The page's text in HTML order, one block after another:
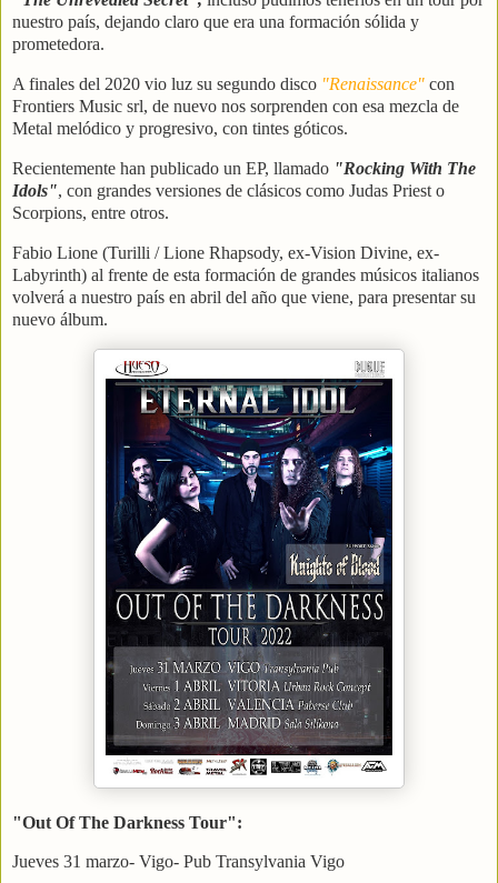
nuestro país, dejando claro que era una formación sólida y
prometedora.
A finales del 2020 vio luz su segundo disco "Renaissance" con
Frontiers Music srl, de nuevo nos sorprenden con esa mezcla de
Metal melódico y progresivo, con tintes góticos.
Recientemente han publicado un EP, llamado "Rocking With The
Idols", con grandes versiones de clásicos como Judas Priest o
Scorpions, entre otros.
Fabio Lione (Turilli / Lione Rhapsody, ex-Vision Divine, ex-
Labyrinth) al frente de esta formación de grandes músicos italianos
volverá a nuestro país en abril del año que viene, para presentar su
nuevo álbum.
"Out Of The Darkness Tour":
Jueves 31 marzo- Vigo- Pub Transylvania Vigo